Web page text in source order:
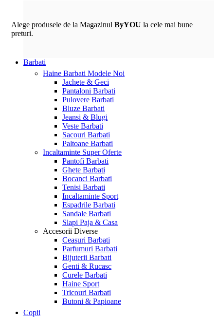
Alege produsele de la Magazinul ByYOU la cele mai bune
preturi.
Barbati
Haine Barbati Modele Noi
Jachete & Geci
Pantaloni Barbati
Pulovere Barbati
Bluze Barbati
Jeansi & Blugi
Veste Barbati
Sacouri Barbati
Paltoane Barbati
Incaltaminte Super Oferte
Pantofi Barbati
Ghete Barbati
Bocanci Barbati
Tenisi Barbati
Incaltaminte Sport
Espadrile Barbati
Sandale Barbati
Slapi Paja & Casa
Accesorii Diverse
Ceasuri Barbati
Parfumuri Barbati
Bijuterii Barbati
Genti & Rucasc
Curele Barbati
Haine Sport
Tricouri Barbati
Butoni & Papioane
Copii